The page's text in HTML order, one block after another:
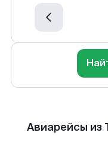
Авиарейсы из